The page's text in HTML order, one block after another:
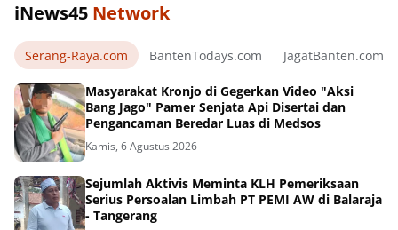
iNews45 Network
Serang-Raya.com BantenTodays.com JagatBanten.com
Masyarakat Kronjo di Gegerkan Video "Aksi
Bang Jago" Pamer Senjata Api Disertai dan
Pengancaman Beredar Luas di Medsos
Kamis, 6 Agustus 2026
Sejumlah Aktivis Meminta KLH Pemeriksaan
Serius Persoalan Limbah PT PEMI AW di Balaraja
- Tangerang